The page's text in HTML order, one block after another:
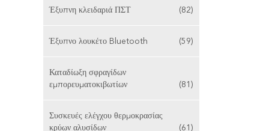
Έξυπνη κλειδαριά ΠΣΤ (82)
Έξυπνο λουκέτο Bluetooth (59)
Καταδίωξη σφραγίδων
εμπορευματοκιβωτίων
(81)
Συσκευές ελέγχου θερμοκρασίας
κρύων αλυσίδων
(61)